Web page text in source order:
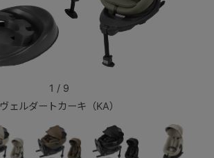
ヴェルダートカーキ（KA）
1 / 9